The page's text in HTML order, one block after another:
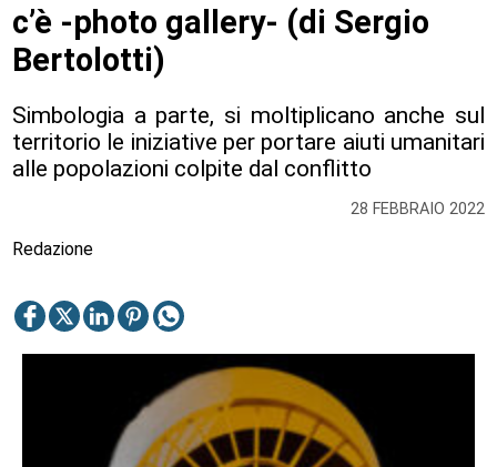
28 FEBBRAIO 2022
c’è -photo gallery- (di Sergio
Bertolotti)
Simbologia a parte, si moltiplicano anche sul
territorio le iniziative per portare aiuti umanitari
alle popolazioni colpite dal conflitto
Redazione